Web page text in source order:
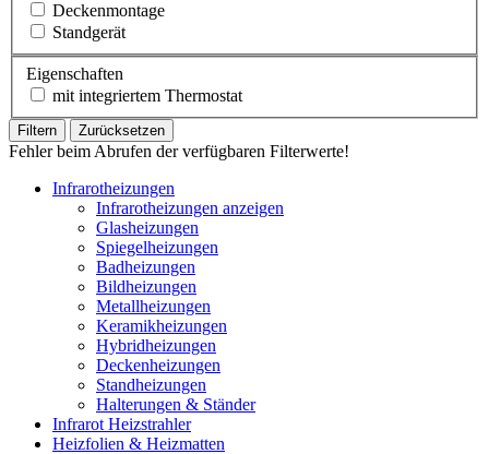
Deckenmontage
Standgerät
Eigenschaften
mit integriertem Thermostat
Filtern Zurücksetzen
Fehler beim Abrufen der verfügbaren Filterwerte!
Infrarotheizungen
Infrarotheizungen anzeigen
Glasheizungen
Spiegelheizungen
Badheizungen
Bildheizungen
Metallheizungen
Keramikheizungen
Hybridheizungen
Deckenheizungen
Standheizungen
Halterungen & Ständer
Infrarot Heizstrahler
Heizfolien & Heizmatten